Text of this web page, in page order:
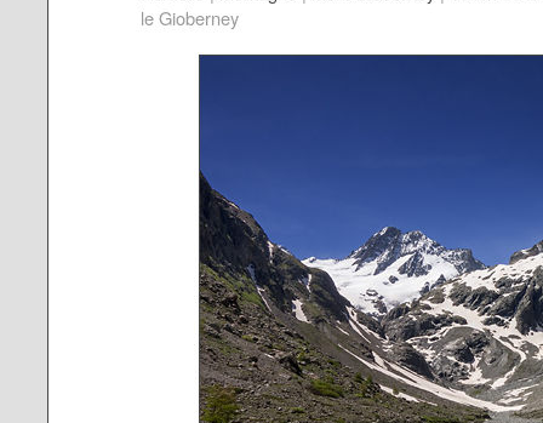
le Gioberney